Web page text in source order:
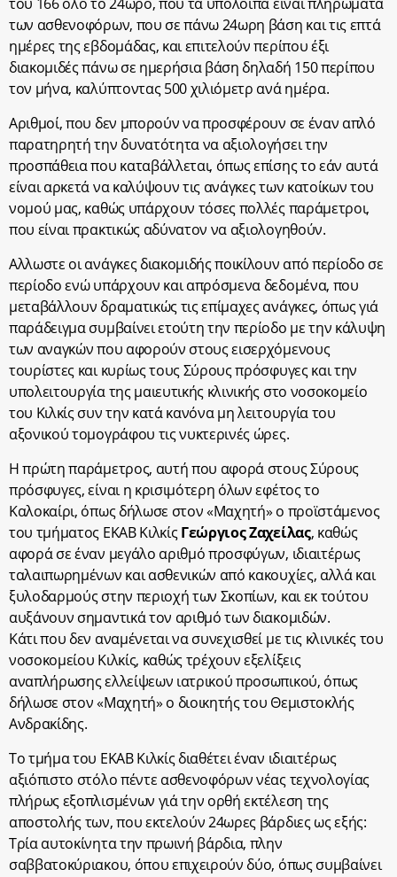
των ασθενοφόρων, που σε πάνω 24ωρη βάση και τις επτά
ημέρες της εβδομάδας, και επιτελούν περίπου έξι
διακομιδές πάνω σε ημερήσια βάση δηλαδή 150 περίπου
τον μήνα, καλύπτοντας 500 χιλιόμετρ ανά ημέρα.
Αριθμοί, που δεν μπορούν να προσφέρουν σε έναν απλό
παρατηρητή την δυνατότητα να αξιολογήσει την
προσπάθεια που καταβάλλεται, όπως επίσης το εάν αυτά
είναι αρκετά να καλύψουν τις ανάγκες των κατοίκων του
νομού μας, καθώς υπάρχουν τόσες πολλές παράμετροι,
που είναι πρακτικώς αδύνατον να αξιολογηθούν.
Αλλωστε οι ανάγκες διακομιδής ποικίλουν από περίοδο σε
περίοδο ενώ υπάρχουν και απρόσμενα δεδομένα, που
μεταβάλλουν δραματικώς τις επίμαχες ανάγκες, όπως γιά
παράδειγμα συμβαίνει ετούτη την περίοδο με την κάλυψη
των αναγκών που αφορούν στους εισερχόμενους
τουρίστες και κυρίως τους Σύρους πρόσφυγες και την
υπολειτουργία της μαιευτικής κλινικής στο νοσοκομείο
του Κιλκίς συν την κατά κανόνα μη λειτουργία του
αξονικού τομογράφου τις νυκτερινές ώρες.
Η πρώτη παράμετρος, αυτή που αφορά στους Σύρους
πρόσφυγες, είναι η κρισιμότερη όλων εφέτος το
Καλοκαίρι, όπως δήλωσε στον «Μαχητή» ο προϊστάμενος
του τμήματος ΕΚΑΒ ΚιλκίςΓεώργιος Ζαχείλας, καθώς
αφορά σε έναν μεγάλο αριθμό προσφύγων, ιδιαιτέρως
ταλαιπωρημένων και ασθενικών από κακουχίες, αλλά και
ξυλοδαρμούς στην περιοχή των Σκοπίων, και εκ τούτου
αυξάνουν σημαντικά τον αριθμό των διακομιδών.
Κάτι που δεν αναμένεται να συνεχισθεί με τις κλινικές του
νοσοκομείου Κιλκίς, καθώς τρέχουν εξελίξεις
αναπλήρωσης ελλείψεων ιατρικού προσωπικού, όπως
δήλωσε στον «Μαχητή» ο διοικητής του Θεμιστοκλής
Ανδρακίδης.
Το τμήμα του ΕΚΑΒ Κιλκίς διαθέτει έναν ιδιαιτέρως
αξιόπιστο στόλο πέντε ασθενοφόρων νέας τεχνολογίας
πλήρως εξοπλισμένων γιά την ορθή εκτέλεση της
αποστολής των, που εκτελούν 24ωρες βάρδιες ως εξής:
Τρία αυτοκίνητα την πρωινή βάρδια, πλην
σαββατοκύριακου, όπου επιχειρούν δύο, όπως συμβαίνει